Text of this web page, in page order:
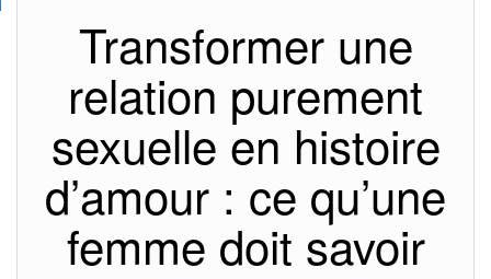
Transformer une
relation purement
sexuelle en histoire
d’amour : ce qu’une
femme doit savoir